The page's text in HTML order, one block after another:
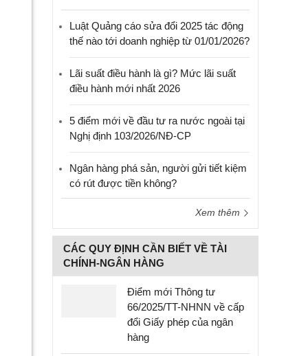
Luật Quảng cáo sửa đổi 2025 tác động
thế nào tới doanh nghiệp từ 01/01/2026?
Lãi suất điều hành là gì? Mức lãi suất
điều hành mới nhất 2026
5 điểm mới về đầu tư ra nước ngoài tại
Nghị định 103/2026/NĐ-CP
Ngân hàng phá sản, người gửi tiết kiệm
có rút được tiền không?
Xem thêm
CÁC QUY ĐỊNH CẦN BIẾT VỀ TÀI
CHÍNH-NGÂN HÀNG
Điểm mới Thông tư
66/2025/TT-NHNN về cấp
đổi Giấy phép của ngân
hàng